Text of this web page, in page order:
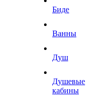
Биде
Ванны
Душ
Душевые
кабины